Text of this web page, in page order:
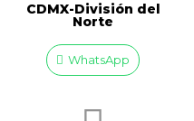
CDMX-División del
Norte
WhatsApp